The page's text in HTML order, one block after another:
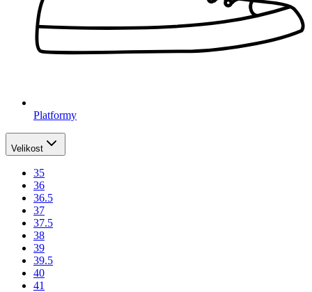
Platformy
Velikost
35
36
36.5
37
37.5
38
39
39.5
40
41